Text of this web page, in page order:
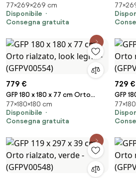
rialzato, alluminio anodizzato -
(GFPV00567)
77×269×269 cm
Disponibile
Consegna gratuita
779 €
GFP 180 x 180 x 77 cm Orto
rialzato, look legno -
(GFPV00554)
77×180×180 cm
Disponibile
Consegna gratuita
729 €
GFP